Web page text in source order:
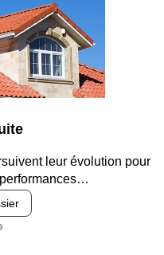
leur évolution pour